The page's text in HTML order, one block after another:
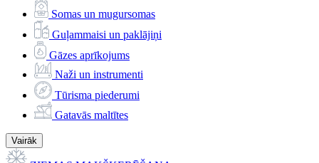
Somas un mugursomas
Guļammaisi un paklājiņi
Gāzes aprīkojums
Naži un instrumenti
Tūrisma piederumi
Gatavās maltītes
Vairāk